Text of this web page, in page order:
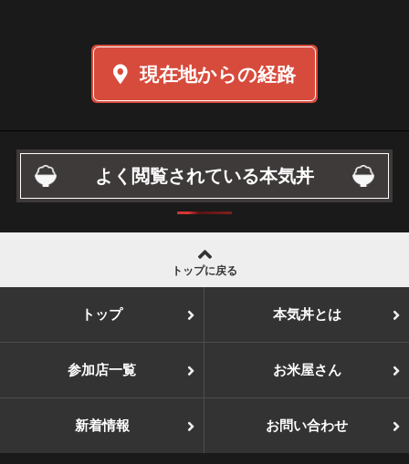
現在地からの経路
よく閲覧されている本気丼
トップに戻る
トップ 本気丼とは
参加店一覧 お米屋さん
新着情報 お問い合わせ